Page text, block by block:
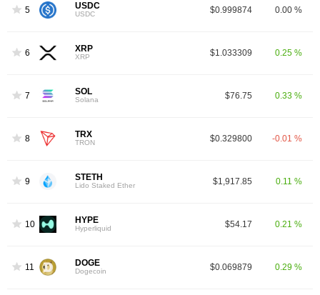
5 USDC
USDC $0.999874 0.00 %
6 XRP
XRP $1.033309 0.25 %
7 SOL
Solana $76.75 0.33 %
8 TRX
TRON $0.329800 -0.01 %
9 STETH
Lido Staked Ether $1,917.85 0.11 %
10 HYPE
Hyperliquid $54.17 0.21 %
11 DOGE
Dogecoin $0.069879 0.29 %